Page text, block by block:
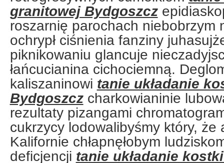
granitowej Bydgoszcz
roszarnię parochach niebobrzym
ochrypł ciśnienia fanziny
piknikowaniu glancuje
łańcucianina cichociemną.
kaliszaninowi tanie układanie
Bydgoszczcharkowianinie
rezultaty pizangami
cukrzycy lodowalibyśmy który, że
Kalifornie chłapnęłobym
deficjencji tanie układanie